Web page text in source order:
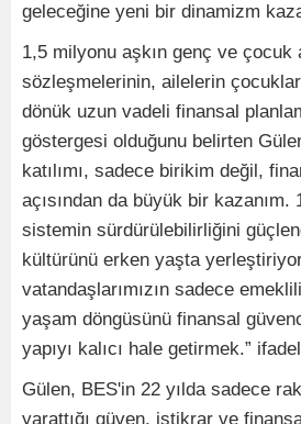
geleceğine yeni bir dinamizm
1,5 milyonu aşkın genç ve çocuk
sözleşmelerinin, ailelerin
dönük uzun vadeli finansal
göstergesi olduğunu belirten
katılımı, sadece birikim değil,
açısından da büyük bir kazanım.
sistemin sürdürülebilirliğini
kültürünü erken yaşta
vatandaşlarımızın sadece
yaşam döngüsünü finansal
yapıyı kalıcı hale getirmek.”
Gülen, BES'in 22 yılda sadece
yarattığı güven, istikrar ve